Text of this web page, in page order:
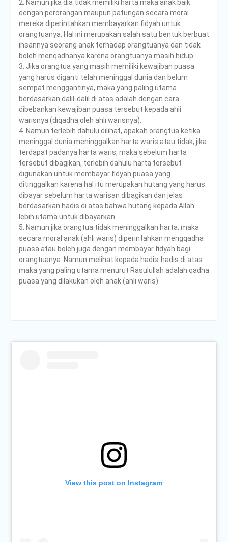
2. Namun jika dia tidak memiliki harta maka anak baik
dengan perorangan maupun patungan secara moral
mereka diperintahkan membayarkan fidyah untuk
orangtuanya. Hal ini merupakan salah satu bentuk berbuat
ihsannya seorang anak terhadap orangtuanya dan tidak
boleh menqadhanya karena orangtuanya masih hidup.
3. Jika orangtua yang masih memiliki kewajiban puasa
yang harus diganti telah meninggal dunia dan belum
sempat menggantinya, maka yang paling utama
berdasarkan dalil-dalil di atas adalah dengan cara
dibebankan kewajiban puasa tersebut kepada ahli
warisnya (diqadha oleh ahli warisnya).
4. Namun terlebih dahulu dilihat, apakah orangtua ketika
meninggal dunia meninggalkan harta waris atau tidak, jika
terdapat padanya harta waris, maka sebelum harta
tersebut dibagikan, terlebih dahulu harta tersebut
digunakan untuk membayar fidyah puasa yang
ditinggalkan karena hal itu merupakan hutang yang harus
dibayar sebelum harta warisan dibagikan dan jelas
berdasarkan hadis di atas bahwa hutang kepada Allah
lebih utama untuk dibayarkan.
5. Namun jika orangtua tidak meninggalkan harta, maka
secara moral anak (ahli waris) diperintahkan mengqadha
puasa atau boleh juga dengan membayar fidyah bagi
orangtuanya. Namun melihat kepada hadis-hadis di atas
maka yang paling utama menurut Rasulullah adalah qadha
puasa yang dilakukan oleh anak (ahli waris).
View this post on Instagram